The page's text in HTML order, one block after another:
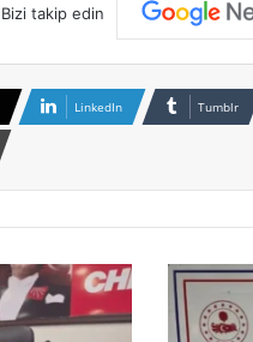
Bizi takip edin
LinkedIn Tumblr
N
u